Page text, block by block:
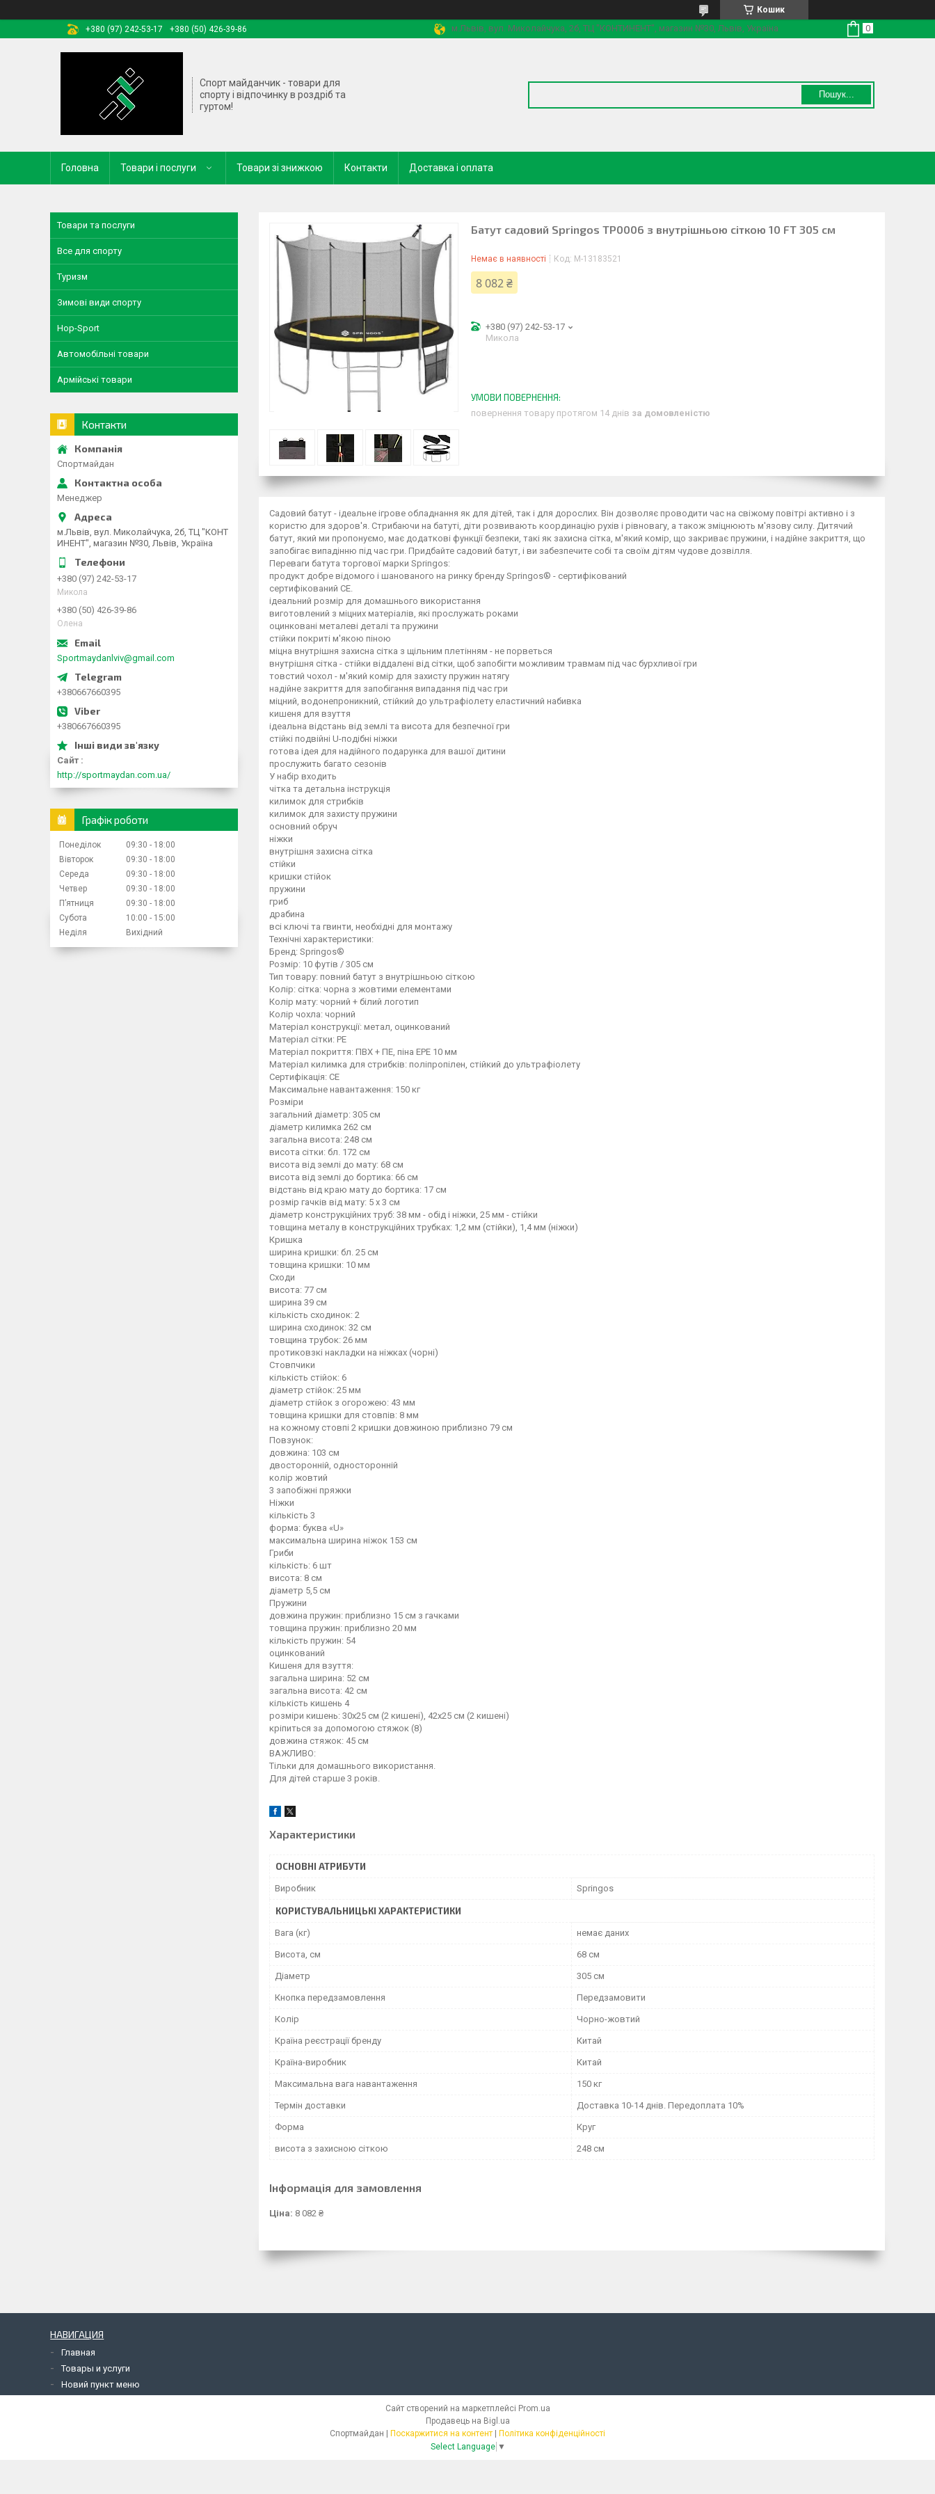
Кошик
+380 (97) 242-53-17
+380 (50) 426-39-86 м.Львів, вул. Миколайчука, 2б, ТЦ "КОНТИНЕНТ", магазин №30, Львів, Україна
Спорт майданчик - товари для
спорту і відпочинку в роздріб та
гуртом!
Пошук...
Головна Товари і послуги Товари зі знижкою Контакти Доставка і оплата
Батут садовий Springos TP0006 з внутрішньою сіткою 10 FT 305 см
Немає в наявності Код: M-13183521
8 082 ₴
+380 (97) 242-53-17
Микола
повернення товару протягом 14 днів за домовленістю
Садовий батут - ідеальне ігрове обладнання як для дітей, так і для дорослих. Він дозволяє проводити час на свіжому повітрі активно і з
користю для здоров'я. Стрибаючи на батуті, діти розвивають координацію рухів і рівновагу, а також зміцнюють м'язову силу. Дитячий
батут, який ми пропонуємо, має додаткові функції безпеки, такі як захисна сітка, м'який комір, що закриває пружини, і надійне закриття, що
запобігає випадінню під час гри. Придбайте садовий батут, і ви забезпечите собі та своїм дітям чудове дозвілля.
Переваги батута торгової марки Springos:
продукт добре відомого і шанованого на ринку бренду Springos® - сертифікований
сертифікований CE.
ідеальний розмір для домашнього використання
виготовлений з міцних матеріалів, які прослужать роками
оцинковані металеві деталі та пружини
стійки покриті м'якою піною
міцна внутрішня захисна сітка з щільним плетінням - не порветься
внутрішня сітка - стійки віддалені від сітки, щоб запобігти можливим травмам під час бурхливої гри
товстий чохол - м'який комір для захисту пружин натягу
надійне закриття для запобігання випадання під час гри
міцний, водонепроникний, стійкий до ультрафіолету еластичний набивка
кишеня для взуття
ідеальна відстань від землі та висота для безпечної гри
стійкі подвійні U-подібні ніжки
готова ідея для надійного подарунка для вашої дитини
прослужить багато сезонів
У набір входить
чітка та детальна інструкція
килимок для стрибків
килимок для захисту пружини
основний обруч
ніжки
внутрішня захисна сітка
стійки
кришки стійок
пружини
гриб
драбина
всі ключі та гвинти, необхідні для монтажу
Технічні характеристики:
Бренд: Springos®
Розмір: 10 футів / 305 см
Тип товару: повний батут з внутрішньою сіткою
Колір: сітка: чорна з жовтими елементами
Колір мату: чорний + білий логотип
Колір чохла: чорний
Матеріал конструкції: метал, оцинкований
Матеріал сітки: PE
Матеріал покриття: ПВХ + ПЕ, піна EPE 10 мм
Матеріал килимка для стрибків: поліпропілен, стійкий до ультрафіолету
Сертифікація: CE
Максимальне навантаження: 150 кг
Розміри
загальний діаметр: 305 см
діаметр килимка 262 см
загальна висота: 248 см
висота сітки: бл. 172 см
висота від землі до мату: 68 см
висота від землі до бортика: 66 см
відстань від краю мату до бортика: 17 см
розмір гачків від мату: 5 х 3 см
діаметр конструкційних труб: 38 мм - обід і ніжки, 25 мм - стійки
товщина металу в конструкційних трубках: 1,2 мм (стійки), 1,4 мм (ніжки)
Кришка
ширина кришки: бл. 25 см
товщина кришки: 10 мм
Сходи
висота: 77 см
ширина 39 см
кількість сходинок: 2
ширина сходинок: 32 см
товщина трубок: 26 мм
протиковзкі накладки на ніжках (чорні)
Стовпчики
кількість стійок: 6
діаметр стійок: 25 мм
діаметр стійок з огорожею: 43 мм
товщина кришки для стовпів: 8 мм
на кожному стовпі 2 кришки довжиною приблизно 79 см
Повзунок:
довжина: 103 см
двосторонній, односторонній
колір жовтий
3 запобіжні пряжки
Ніжки
кількість 3
форма: буква «U»
максимальна ширина ніжок 153 см
Гриби
кількість: 6 шт
висота: 8 см
діаметр 5,5 см
Пружини
довжина пружин: приблизно 15 см з гачками
товщина пружин: приблизно 20 мм
кількість пружин: 54
оцинкований
Кишеня для взуття:
загальна ширина: 52 см
загальна висота: 42 см
кількість кишень 4
розміри кишень: 30х25 см (2 кишені), 42х25 см (2 кишені)
кріпиться за допомогою стяжок (8)
довжина стяжок: 45 см
ВАЖЛИВО:
Тільки для домашнього використання.
Для дітей старше 3 років.
Характеристики
ОСНОВНІ АТРИБУТИ
Виробник Springos
КОРИСТУВАЛЬНИЦЬКІ ХАРАКТЕРИСТИКИ
Вага (кг) немає даних
Висота, см 68 см
Діаметр 305 см
Кнопка передзамовлення Передзамовити
Колір Чорно-жовтий
Країна реєстрації бренду Китай
Країна-виробник Китай
Максимальна вага навантаження 150 кг
Термін доставки Доставка 10-14 днів. Передоплата 10%
Форма Круг
висота з захисною сіткою 248 см
Інформація для замовлення
Ціна: 8 082 ₴
Товари та послуги
Все для спорту
Туризм
Зимові види спорту
Hop-Sport
Автомобільні товари
Армійські товари
Контакти
Спортмайдан
Менеджер
м.Львів, вул. Миколайчука, 2б, ТЦ "КОНТ
ИНЕНТ", магазин №30, Львів, Україна
+380 (97) 242-53-17
Микола
+380 (50) 426-39-86
Олена
Sportmaydanlviv@gmail.com
+380667660395
+380667660395
Сайт
http://sportmaydan.com.ua/
Графік роботи
Понеділок 09:30
18:00
Вівторок
09:30
18:00
Середа
09:30
18:00
Четвер
09:30
18:00
Пʼятниця
09:30
18:00
Субота
10:00
15:00
Неділя
Вихідний
НАВИГАЦИЯ
Главная
Товары и услуги
Новий пункт меню
Сайт створений на маркетплейсі Prom.ua
Продавець на Bigl.ua
Поскаржитися на контент
Політика конфіденційності
Select Language ▼